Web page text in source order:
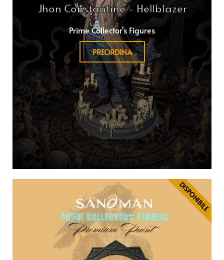
Jhon Constantine - Hellblazer
Prime Collector's Figures
PREORDINA
DISPONIBILE